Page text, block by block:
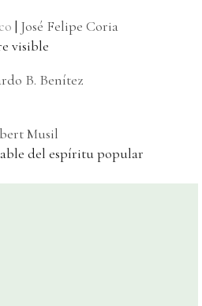
| José Felipe Coria
visible
B. Benítez
Musil
del espíritu popular